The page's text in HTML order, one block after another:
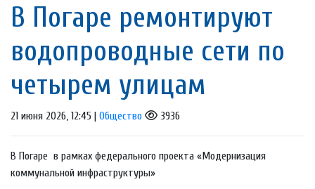
В Погаре ремонтируют
водопроводные сети по
четырем улицам
21 июня 2026, 12:45 | Общество 3936
В Погаре в рамках федерального проекта «Модернизация
коммунальной инфраструктуры»